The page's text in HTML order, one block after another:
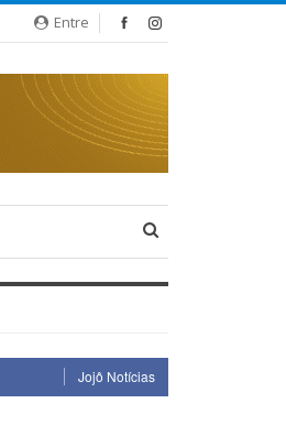
Entre
Jojô Notícias